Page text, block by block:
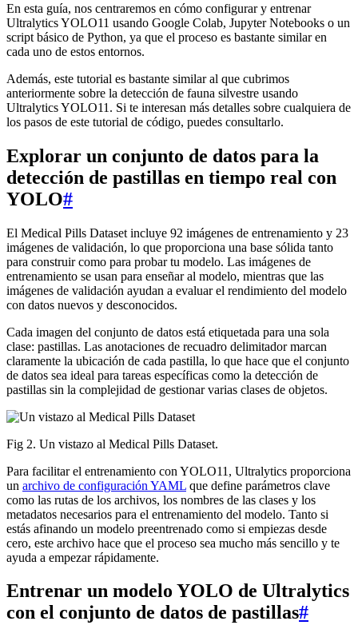
En esta guía, nos centraremos en cómo configurar y entrenar
Ultralytics YOLO11 usando Google Colab, Jupyter Notebooks o un
script básico de Python, ya que el proceso es bastante similar en
cada uno de estos entornos.
Además, este tutorial es bastante similar al que cubrimos
anteriormente sobre la detección de fauna silvestre usando
Ultralytics YOLO11. Si te interesan más detalles sobre cualquiera de
los pasos de este tutorial de código, puedes consultarlo.
Explorar un conjunto de datos para la
detección de pastillas en tiempo real con
YOLO#
El Medical Pills Dataset incluye 92 imágenes de entrenamiento y 23
imágenes de validación, lo que proporciona una base sólida tanto
para construir como para probar tu modelo. Las imágenes de
entrenamiento se usan para enseñar al modelo, mientras que las
imágenes de validación ayudan a evaluar el rendimiento del modelo
con datos nuevos y desconocidos.
Cada imagen del conjunto de datos está etiquetada para una sola
clase: pastillas. Las anotaciones de recuadro delimitador marcan
claramente la ubicación de cada pastilla, lo que hace que el conjunto
de datos sea ideal para tareas específicas como la detección de
pastillas sin la complejidad de gestionar varias clases de objetos.
Fig 2. Un vistazo al Medical Pills Dataset.
Para facilitar el entrenamiento con YOLO11, Ultralytics proporciona
un archivo de configuración YAML que define parámetros clave
como las rutas de los archivos, los nombres de las clases y los
metadatos necesarios para el entrenamiento del modelo. Tanto si
estás afinando un modelo preentrenado como si empiezas desde
cero, este archivo hace que el proceso sea mucho más sencillo y te
ayuda a empezar rápidamente.
Entrenar un modelo YOLO de Ultralytics
con el conjunto de datos de pastillas#